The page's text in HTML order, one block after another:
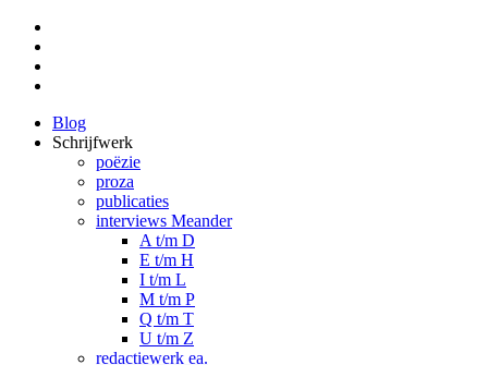
Blog
Schrijfwerk
poëzie
proza
publicaties
interviews Meander
A t/m D
E t/m H
I t/m L
M t/m P
Q t/m T
U t/m Z
redactiewerk ea.